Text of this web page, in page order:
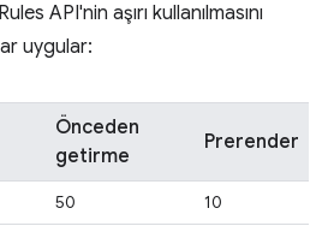
API'nin aşırı kullanılmasını
uygular:
Önceden
getirme
Prerender
50 10